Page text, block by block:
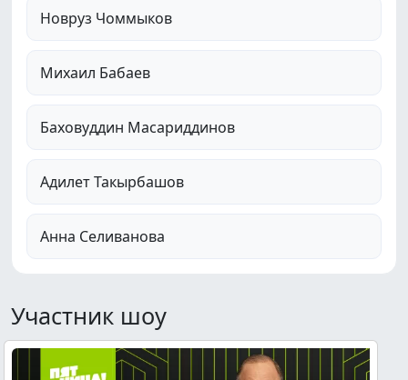
Новруз Чоммыков
Михаил Бабаев
Баховуддин Масариддинов
Адилет Такырбашов
Анна Селиванова
Участник шоу